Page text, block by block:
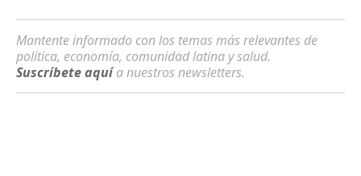
Mantente informado con los temas más relevantes de
política, economía, comunidad latina y salud.
Suscríbete aquía nuestros newsletters.